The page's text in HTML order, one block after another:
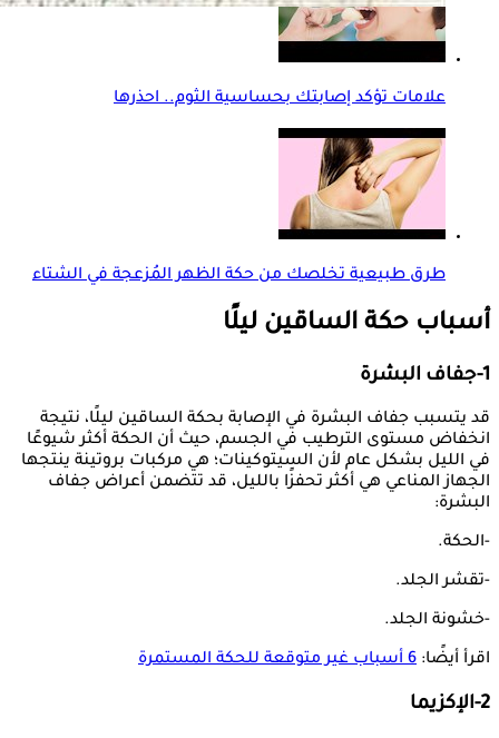
علامات تؤكد إصابتك بحساسية الثوم.. احذرها
طرق طبيعية تخلصك من حكة الظهر المُزعجة في الشتاء
أسباب حكة الساقين ليلًا
1-جفاف البشرة
قد يتسبب جفاف البشرة في الإصابة بحكة الساقين ليلًا، نتيجة
انخفاض مستوى الترطيب في الجسم، حيث أن الحكة أكثر شيوعًا
في الليل بشكل عام لأن السيتوكينات؛ هي مركبات بروتينة ينتجها
الجهاز المناعي هي أكثر تحفزًا بالليل، قد تتضمن أعراض جفاف
البشرة:
-الحكة.
-تقشر الجلد.
-خشونة الجلد.
اقرأ أيضًا: 6 أسباب غير متوقعة للحكة المستمرة
2-الإكزيما